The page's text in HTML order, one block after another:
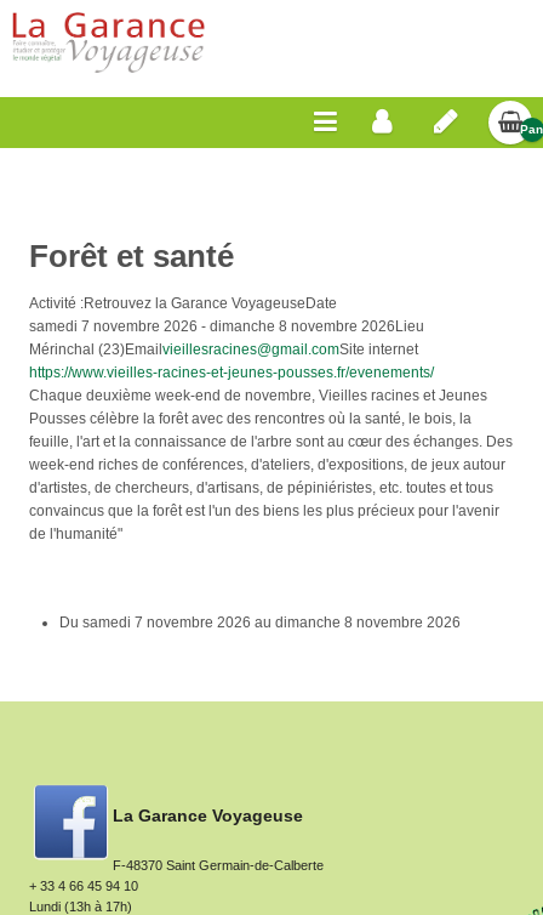
Forêt et santé
Activité :Retrouvez la Garance Voyageuse Date
samedi 7 novembre 2026 - dimanche 8 novembre 2026 Lieu
Mérinchal (23)Email vieillesracines@gmail.comSite internet
https://www.vieilles-racines-et-jeunes-pousses.fr/evenements/
Chaque deuxième week-end de novembre, Vieilles racines et Jeunes
Pousses célèbre la forêt avec des rencontres où la santé, le bois, la
feuille, l'art et la connaissance de l'arbre sont au cœur des échanges. Des
week-end riches de conférences, d'ateliers, d'expositions, de jeux autour
d'artistes, de chercheurs, d'artisans, de pépiniéristes, etc. toutes et tous
convaincus que la forêt est l'un des biens les plus précieux pour l'avenir
de l'humanité"
Du samedi 7 novembre 2026 au dimanche 8 novembre 2026
La Garance Voyageuse
F-48370 Saint Germain-de-Calberte
+ 33 4 66 45 94 10
Lundi (13h à 17h)